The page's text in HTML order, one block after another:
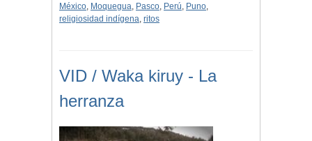
México, Moquegua, Pasco, Perú, Puno,
religiosidad indígena, ritos
VID / Waka kiruy - La
herranza